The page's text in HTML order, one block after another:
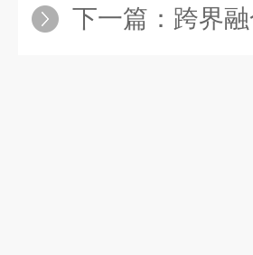
下一篇： 跨界融